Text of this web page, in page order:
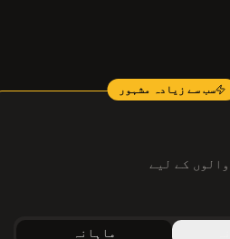
سب سے زیادہ مشہور
کے لیے
ماہانہ